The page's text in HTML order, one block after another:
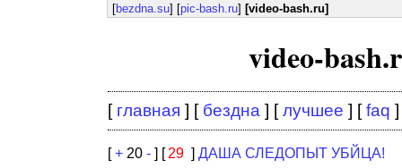
[bezdna.su] [pic-bash.ru] [video-bash.ru]
video-
[ главная ] [ бездна ] [лучшее ] [faq ]
[+ 20 - ] [ 29 ] ДАША СЛЕДОПЫТ УБЙЦА!